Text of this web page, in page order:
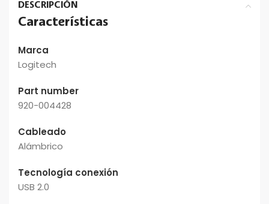
DESCRIPCIÓN
Características
Marca
Logitech
Part number
920-004428
Cableado
Alámbrico
Tecnología conexión
USB 2.0